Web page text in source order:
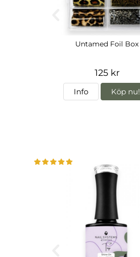
Untamed Foil Box
125 kr
Info Köp nu!